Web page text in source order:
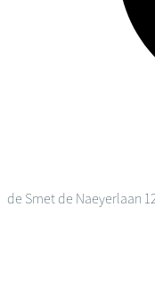
de Smet de Naeyerlaan